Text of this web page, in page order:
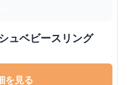
ュベビースリング
を見る